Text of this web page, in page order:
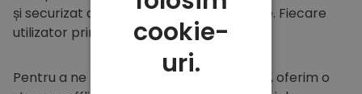
și securizat din cadrul platformei noastre. Fiecare
utilizator primește un portofel individual.
Pentru a ne proteja clienții și fondurile lor, oferim o
cookie-
uri.